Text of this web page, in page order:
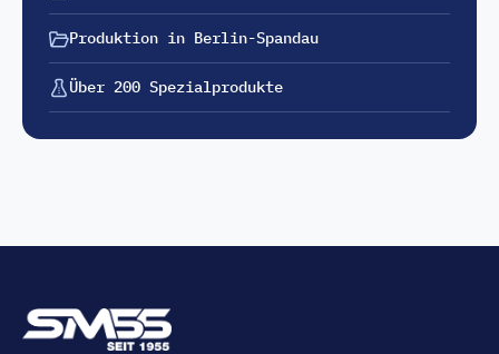
Produktion in Berlin-Spandau
Über 200 Spezialprodukte